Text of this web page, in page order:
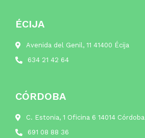
ÉCIJA
Avenida del Genil, 11 41400 Écija
634 21 42 64
CÓRDOBA
C. Estonia, 1 Oficina 6 14014 Córdoba
691 08 88 36